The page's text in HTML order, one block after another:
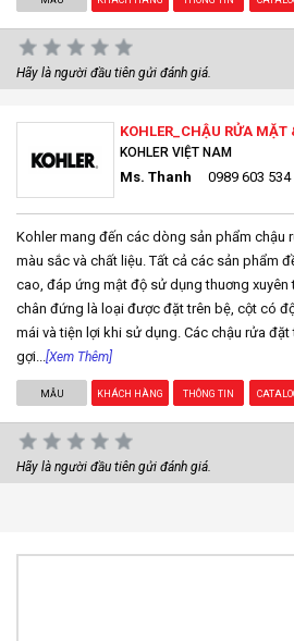
Hãy là người đầu tiên gửi đánh giá.
KOHLER_CHẬU RỬA MẶT
KOHLER VIỆT NAM
Ms. Thanh 0989 603 534
Kohler mang đến các dòng sản phẩm chậu
màu sắc và chất liệu. Tất cả các sản phẩm
cao, đáp ứng mật độ sử dụng thuơng xuyên
chân đứng là loại được đặt trên bệ, cột có
mái và tiện lợi khi sử dụng. Các chậu rửa
gợi... [Xem Thêm]
MẪU KHÁCH HÀNG THÔNG TIN
Hãy là người đầu tiên gửi đánh giá.